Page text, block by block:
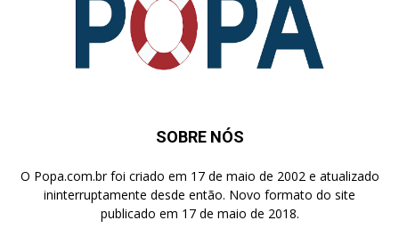
SOBRE NÓS
O Popa.com.br foi criado em 17 de maio de 2002 e atualizado
ininterruptamente desde então. Novo formato do site
publicado em 17 de maio de 2018.